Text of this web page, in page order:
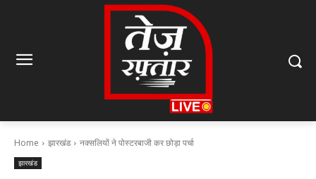
Home झारखंड नक्सलियों ने पोस्टरबाजी कर छोड़ा पर्चा
झारखंड